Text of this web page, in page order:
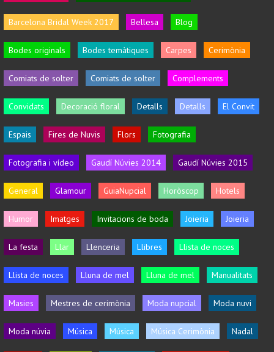
Barcelona Bridal Week 2017 Bellesa Blog
Bodes originals Bodes temàtiques Carpes Cerimònia
Comiats de solter Comiats de solter Complements
Convidats Decoració floral Detalls Detalls El Convit
Espais Fires de Nuvis Flors Fotografia
Fotografia i vídeo Gaudí Núvies 2014 Gaudí Núvies 2015
General Glamour GuiaNupcial Horòscop Hotels
Humor Imatges Invitacions de boda Joieria Joieria
La festa Llar Llenceria Llibres Llista de noces
Llista de noces Lluna de mel Lluna de mel Manualitats
Masies Mestres de cerimònia Moda nupcial Moda nuvi
Moda núvia Música Música Música Cerimònia Nadal